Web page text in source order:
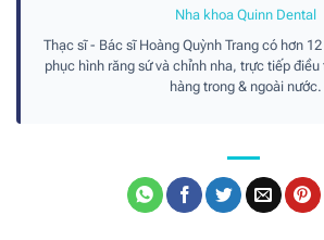
Nha khoa Quinn Dental
Thạc sĩ - Bác sĩ Hoàng Quỳnh Trang có hơn
phục hình răng sứ và chỉnh nha, trực tiếp
hàng trong & ngoài nước.